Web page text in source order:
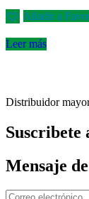
Añadir a
Leer más
Distribuidor
Suscribete
Mensaje